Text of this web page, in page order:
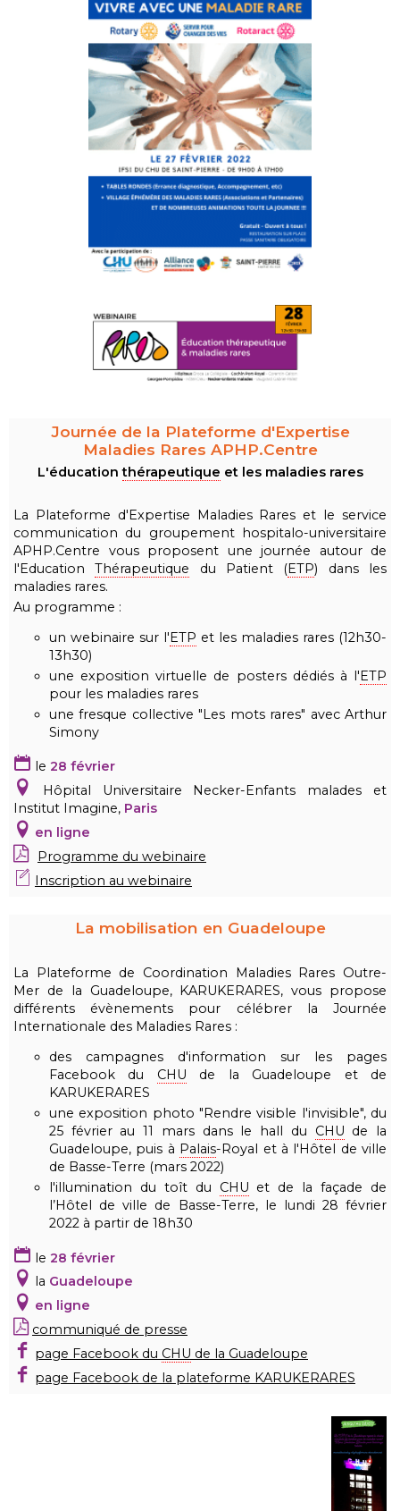
Journée de la Plateforme d'Expertise
Maladies Rares APHP.Centre
L'éducationthérapeutique et les maladies rares
La Plateforme d'Expertise Maladies Rares et le service
communication du groupement hospitalo-universitaire
APHP.Centre vous proposent une journée autour de
l'EducationThérapeutique du Patient (ETP) dans les
maladies rares.
Au programme :
un webinaire sur l'ETP et les maladies rares (12h30-
13h30)
une exposition virtuelle de posters dédiés à l'ETP
pour les maladies rares
une fresque collective "Les mots rares" avec Arthur
Simony
le 28 février
Hôpital Universitaire Necker-Enfants malades et
Institut Imagine, Paris
en ligne
Programme du webinaire
Inscription au webinaire
La mobilisation en Guadeloupe
La Plateforme de Coordination Maladies Rares Outre-
Mer de la Guadeloupe, KARUKERARES, vous propose
différents évènements pour célébrer la Journée
Internationale des Maladies Rares :
des campagnes d'information sur les pages
Facebook du CHU de la Guadeloupe et de
KARUKERARES
une exposition photo "Rendre visible l'invisible", du
25 février au 11 mars dans le hall du CHU de la
Guadeloupe, puis à Palais-Royal et à l'Hôtel de ville
de Basse-Terre (mars 2022)
l'illumination du toît du CHU et de la façade de
l’Hôtel de ville de Basse-Terre, le lundi 28 février
2022 à partir de 18h30
le 28 février
la Guadeloupe
en ligne
communiqué de presse
page Facebook du CHU de la Guadeloupe
page Facebook de la plateforme KARUKERARES